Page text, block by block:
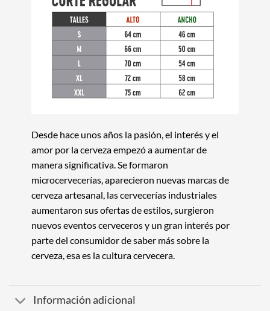
Desde hace unos años la pasión, el interés y el
amor por la cerveza empezó a aumentar de
manera significativa. Se formaron
microcervecerías, aparecieron nuevas marcas de
cerveza artesanal, las cervecerías industriales
aumentaron sus ofertas de estilos, surgieron
nuevos eventos cerveceros y un gran interés por
parte del consumidor de saber más sobre la
cerveza, esa es la cultura cervecera.
Información adicional